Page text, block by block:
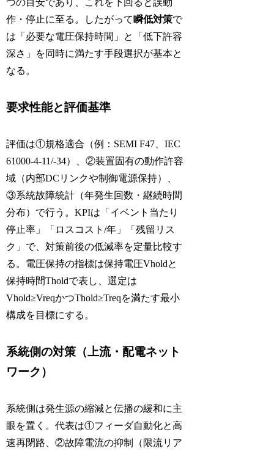
作・停止に至る。したがって瞬低対策で
は「必要な電圧保持時間」と「低下許容
深さ」を同時に満たす手段選択が基本と
なる。
要求性能と評価基準
評価は①規格適合（例：SEMI F47、IEC
61000-4-11/-34）、②装置固有の動作許容
域（内部DCリンクや制御電源保持）、
③系統故障統計（年発生回数・継続時間
分布）で行う。KPIは「イベント当たり
停止率」「ロスコスト/年」「残留リス
ク」で、対策前後の低減率を定量比較す
る。電圧保持の指標は保持電圧Vholdと
保持時間Tholdで表し、選定は
Vhold≥VreqかつThold≥Treqを満たす最小
構成を目標にする。
系統側の対策（上流・配電ネット
ワーク）
系統側は発生源の縮減と伝播の緩和に主
眼を置く。代表は①フィーダ自動化と高
速再閉路、②故障電流の抑制（限流リア